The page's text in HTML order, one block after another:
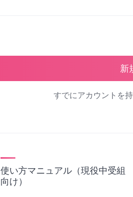
新
すでにアカウントを
使い方マニュアル（現役中受組
向け）